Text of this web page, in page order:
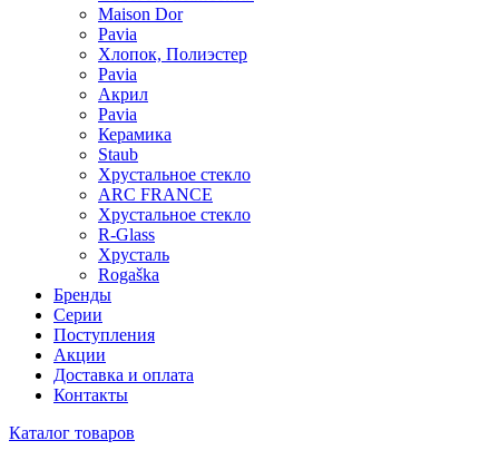
Maison Dor
Pavia
Хлопок, Полиэстер
Pavia
Акрил
Pavia
Керамика
Staub
Хрустальное стекло
ARC FRANCE
Хрустальное стекло
R-Glass
Хрусталь
Rogaška
Бренды
Серии
Поступления
Акции
Доставка и оплата
Контакты
Каталог товаров